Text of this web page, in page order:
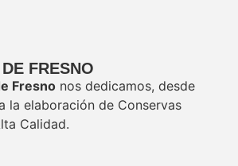
FRESNO
Fresnonos dedicamos, desde
la elaboración de Conservas
Calidad.